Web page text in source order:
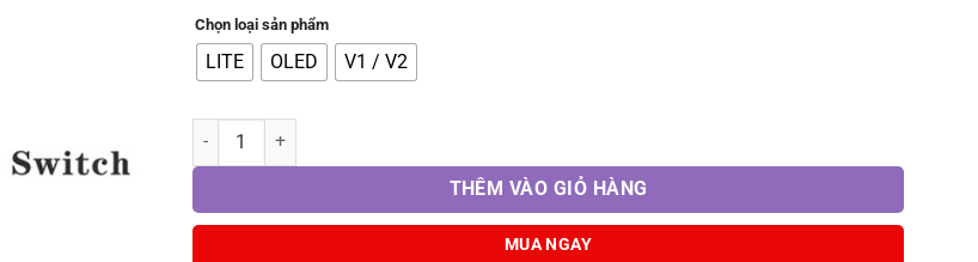
Chọn loại sản phẩm
LITE OLED V1 / V2
Thay màn hình cho Nintendo Switch Lite, V1/V2, Oled số lượng
THÊM VÀO GIỎ HÀNG
MUA NGAY